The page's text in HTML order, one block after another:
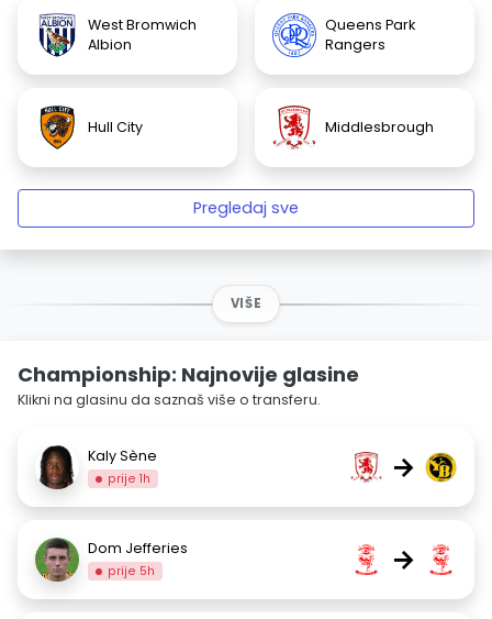
West Bromwich
Albion
Queens Park
Rangers
Hull City Middlesbrough
Pregledaj sve
VIŠE
Championship: Najnovije glasine
Klikni na glasinu da saznaš više o transferu.
Kaly Sène
prije 1h →
Dom Jefferies
prije 5h →